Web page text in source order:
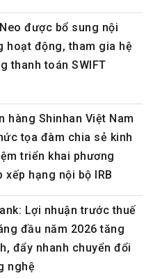
được bổ sung nội
hoạt động, tham gia hệ
thanh toán SWIFT
hàng Shinhan Việt Nam
tọa đàm chia sẻ kinh
triển khai phương
xếp hạng nội bộ IRB
Lợi nhuận trước thuế
đầu năm 2026 tăng
đẩy nhanh chuyển đổi
nghệ